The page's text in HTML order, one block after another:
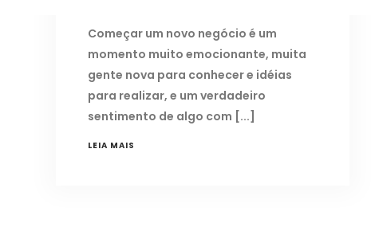
Começar um novo negócio é um
momento muito emocionante, muita
gente nova para conhecer e idéias
para realizar, e um verdadeiro
sentimento de algo com
LEIA MAIS